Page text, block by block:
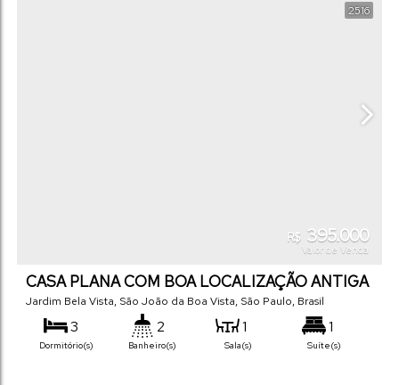
2516
R$ 395.000
Valor de Venda
CASA PLANA COM BOA LOCALIZAÇÃO ANTIGA
Jardim Bela Vista, São João da Boa Vista, São Paulo, Brasil
3
Dormitório(s)
2
Banheiro(s)
1
Sala(s)
1
Suíte(s)